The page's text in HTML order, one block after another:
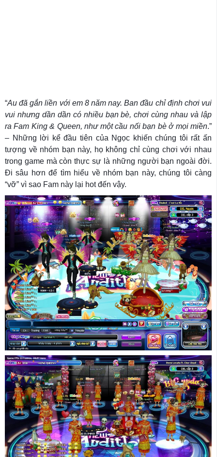
“Au đã gắn liền với em 8 năm nay. Ban đầu chỉ định chơi vui
vui nhưng dần dần có nhiều bạn bè, chơi cùng nhau và lập
ra Fam King & Queen, như một cầu nối bạn bè ở mọi miền.”
– Những lời kể đầu tiên của Ngọc khiến chúng tôi rất ấn
tượng về nhóm bạn này, họ không chỉ cùng chơi với nhau
trong game mà còn thực sự là những người bạn ngoài đời.
Đi sâu hơn để tìm hiểu về nhóm bạn này, chúng tôi càng
“vỡ” vì sao Fam này lại hot đến vậy.